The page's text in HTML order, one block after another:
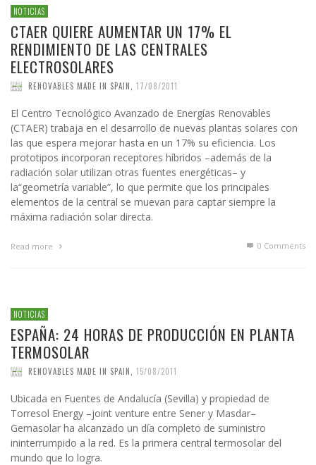
NOTICIAS
CTAER QUIERE AUMENTAR UN 17% EL
RENDIMIENTO DE LAS CENTRALES
ELECTROSOLARES
RENOVABLES MADE IN SPAIN 17/08/2011
El Centro Tecnológico Avanzado de Energías Renovables
(CTAER) trabaja en el desarrollo de nuevas plantas solares con
las que espera mejorar hasta en un 17% su eficiencia. Los
prototipos incorporan receptores híbridos –además de la
radiación solar utilizan otras fuentes energéticas– y
la“geometría variable”, lo que permite que los principales
elementos de la central se muevan para captar siempre la
máxima radiación solar directa.
Read more 0 Comments
NOTICIAS
ESPAÑA: 24 HORAS DE PRODUCCIÓN EN PLANTA
TERMOSOLAR
RENOVABLES MADE IN SPAIN 15/08/2011
Ubicada en Fuentes de Andalucía (Sevilla) y propiedad de
Torresol Energy –joint venture entre Sener y Masdar–
Gemasolar ha alcanzado un día completo de suministro
ininterrumpido a la red. Es la primera central termosolar del
mundo que lo logra.